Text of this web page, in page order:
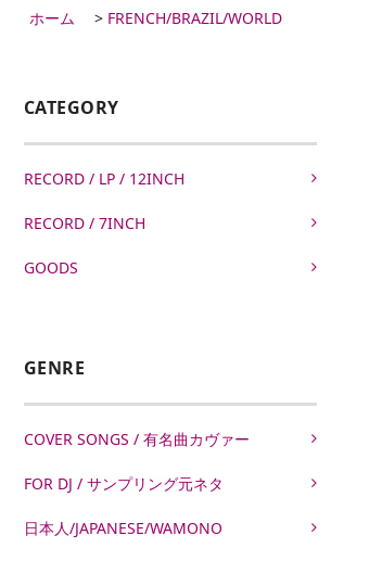
ホーム > FRENCH/BRAZIL/WORLD
CATEGORY
RECORD / LP / 12INCH
RECORD / 7INCH
GOODS
GENRE
COVER SONGS / 有名曲カヴァー
FOR DJ / サンプリング元ネタ
日本人/JAPANESE/WAMONO